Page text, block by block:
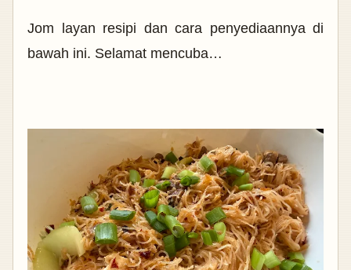
Jom layan resipi dan cara penyediaannya di
bawah ini. Selamat mencuba…